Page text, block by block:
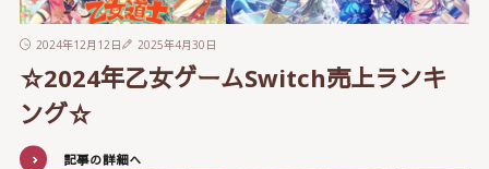
2024年12月12日 2025年4月30日
☆2024年乙女ゲームSwitch売上ランキ
ング☆
記事の詳細へ